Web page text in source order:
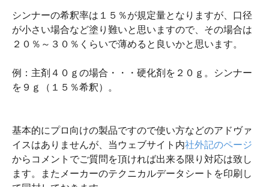
シンナーの希釈率は１５％が規定量となりますが、口径
が小さい場合など塗り難いと思いますので、その場合は
２０％～３０％くらいで薄めると良いかと思います。
例：主剤４０ｇの場合・・・硬化剤を２０ｇ。シンナー
を９ｇ（１５％希釈）。
基本的にプロ向けの製品ですので使い方などのアドヴァ
イスはありませんが、当ウェブサイト内社外記のページ
からコメントでご質問を頂ければ出来る限り対応は致し
ます。またメーカーのテクニカルデータシートを印刷し